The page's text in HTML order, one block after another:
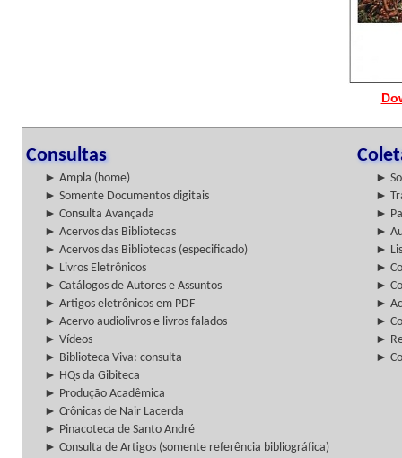
Consultas
► Ampla (home)
►
► Somente Documentos digitais
►
► Consulta Avançada
►
► Acervos das Bibliotecas
►
► Acervos das Bibliotecas (especificado)
►
► Livros Eletrônicos
►
► Catálogos de Autores e Assuntos
►
► Artigos eletrônicos em PDF
►
► Acervo audiolivros e livros falados
►
► Vídeos
►
► Biblioteca Viva: consulta
►
► HQs da Gibiteca
► Produção Acadêmica
► Crônicas de Nair Lacerda
► Pinacoteca de Santo André
► Consulta de Artigos (somente referência bibliográfica)